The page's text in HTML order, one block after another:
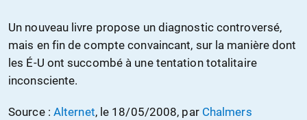
Un nouveau livre propose un diagnostic controversé,
mais en fin de compte convaincant, sur la manière dont
les É-U ont succombé à une tentation totalitaire
inconsciente.
Source : Alternet, le 18/05/2008, par Chalmers